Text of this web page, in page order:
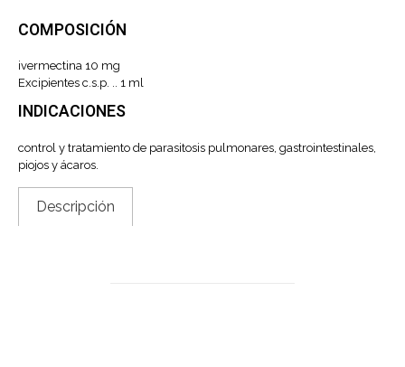
COMPOSICIÓN
ivermectina 10 mg
Excipientes c.s.p. .. 1 ml
INDICACIONES
control y tratamiento de parasitosis pulmonares, gastrointestinales,
piojos y ácaros.
Descripción